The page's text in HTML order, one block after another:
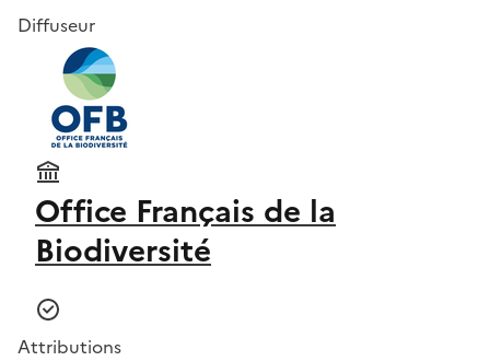
Diffuseur
Office Français de la
Biodiversité
Attributions